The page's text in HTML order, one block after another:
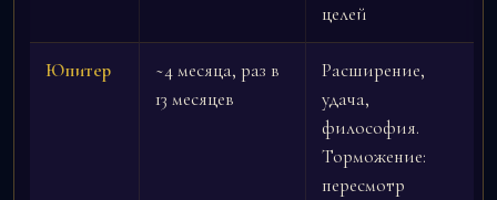
целей
Юпитер
~4 месяца, раз в
13 месяцев
Расширение,
удача,
философия.
Торможение:
пересмотр